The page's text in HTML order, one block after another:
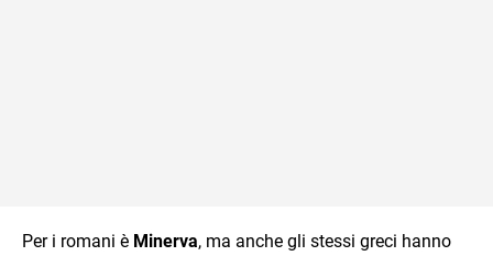
Per i romani è Minerva, ma anche gli stessi greci hanno